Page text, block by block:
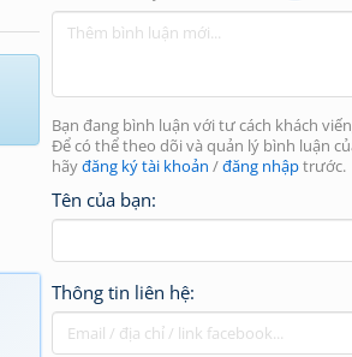
Bạn đang bình luận với tư cách khách
Để có thể theo dõi và quản lý bình luận
hãyđăng ký tài khoản /đăng nhậptrước.
Tên của bạn:
Thông tin liên hệ: